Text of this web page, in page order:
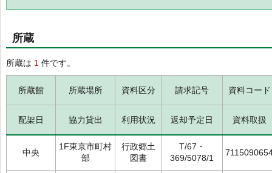
所蔵
所蔵は 1 件です。
所蔵館 所蔵場所 資料区分 請求記号 資料コード
配架日 協力貸出 利用状況 返却予定日 資料取扱
中央
1F東京市町村
部
行政郷土
図書
T/67・
369/5078/1